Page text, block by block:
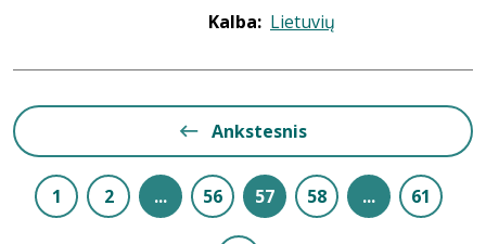
Kalba: Lietuvių
Ankstesnis
1 2 ... 56 57 58 ... 61